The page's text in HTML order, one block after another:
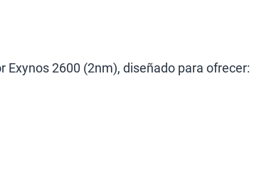
Exynos 2600 (2nm), diseñado para ofrecer: